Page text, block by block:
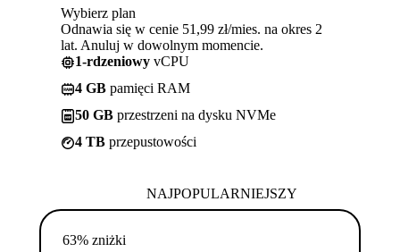
Wybierz plan
Odnawia się w cenie 51,99 zł/mies. na okres 2
lat. Anuluj w dowolnym momencie.
1-rdzeniowy vCPU
4 GB pamięci RAM
50 GB przestrzeni na dysku NVMe
4 TB przepustowości
NAJPOPULARNIEJSZY
63% zniżki